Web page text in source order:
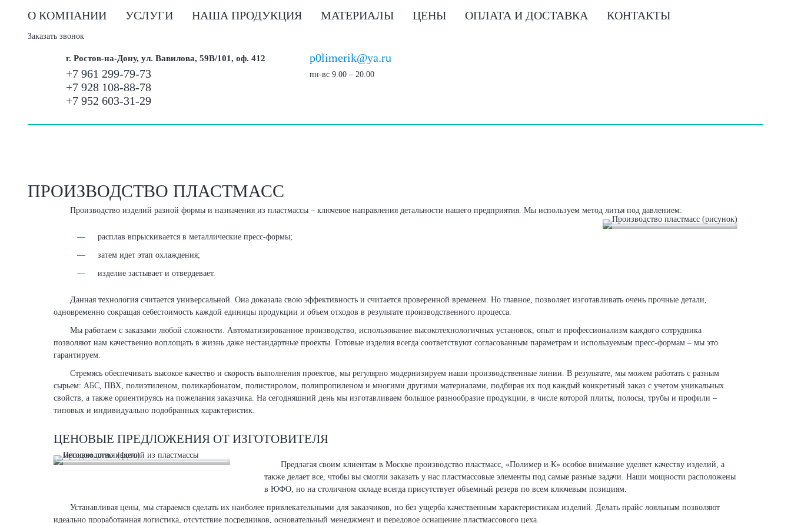
О КОМПАНИИ УСЛУГИ НАША ПРОДУКЦИЯ МАТЕРИАЛЫ ЦЕНЫ ОПЛАТА И ДОСТАВКА КОНТАКТЫ
Заказать звонок
г. Ростов-на-Дону, ул. Вавилова, 59В/101, оф. 412
+7 961 299-79-73
+7 928 108-88-78
+7 952 603-31-29
p0limerik@ya.ru
пн-вс 9.00 – 20.00
ПРОИЗВОДСТВО ПЛАСТМАСС
Производство изделий разной формы и назначения из пластмассы – ключевое направления детальности нашего предприятия. Мы используем метод литья под давлением:
расплав впрыскивается в металлические пресс-формы;
затем идет этап охлаждения;
изделие застывает и отвердевает.
Данная технология считается универсальной. Она доказала свою эффективность и считается проверенной временем. Но главное, позволяет изготавливать очень прочные детали,
одновременно сокращая себестоимость каждой единицы продукции и объем отходов в результате производственного процесса.
Мы работаем с заказами любой сложности. Автоматизированное производство, использование высокотехнологичных установок, опыт и профессионализм каждого сотрудника
позволяют нам качественно воплощать в жизнь даже нестандартные проекты. Готовые изделия всегда соответствуют согласованным параметрам и используемым пресс-формам – мы это
гарантируем.
Стремясь обеспечивать высокое качество и скорость выполнения проектов, мы регулярно модернизируем наши производственные линии. В результате, мы можем работать с разным
сырьем: АБС, ПВХ, полиэтиленом, поликарбонатом, полистиролом, полипропиленом и многими другими материалами, подбирая их под каждый конкретный заказ с учетом уникальных
свойств, а также ориентируясь на пожелания заказчика. На сегодняшний день мы изготавливаем большое разнообразие продукции, в числе которой плиты, полосы, трубы и профили –
типовых и индивидуально подобранных характеристик.
ЦЕНОВЫЕ ПРЕДЛОЖЕНИЯ ОТ ИЗГОТОВИТЕЛЯ
Предлагая своим клиентам в Москве производство пластмасс, «Полимер и К» особое внимание уделяет качеству изделий, а
также делает все, чтобы вы смогли заказать у нас пластмассовые элементы под самые разные задачи. Наши мощности расположены
в ЮФО, но на столичном складе всегда присутствует объемный резерв по всем ключевым позициям.
Устанавливая цены, мы стараемся сделать их наиболее привлекательными для заказчиков, но без ущерба качественным характеристикам изделий. Делать прайс лояльным позволяют
идеально проработанная логистика, отсутствие посредников, основательный менеджмент и передовое оснащение пластмассового цеха.